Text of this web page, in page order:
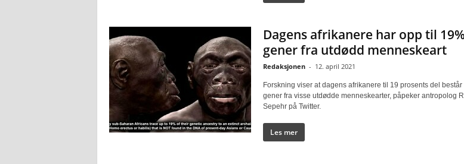
Dagens afrikanere har opp til
gener fra utdødd menneskeart
Redaksjonen - 12. april 2021
Forskning viser at dagens afrikanere til 19 prosents del består
gener fra visse utdødde menneskearter, påpeker antropolog
Sepehr på Twitter.
Les mer